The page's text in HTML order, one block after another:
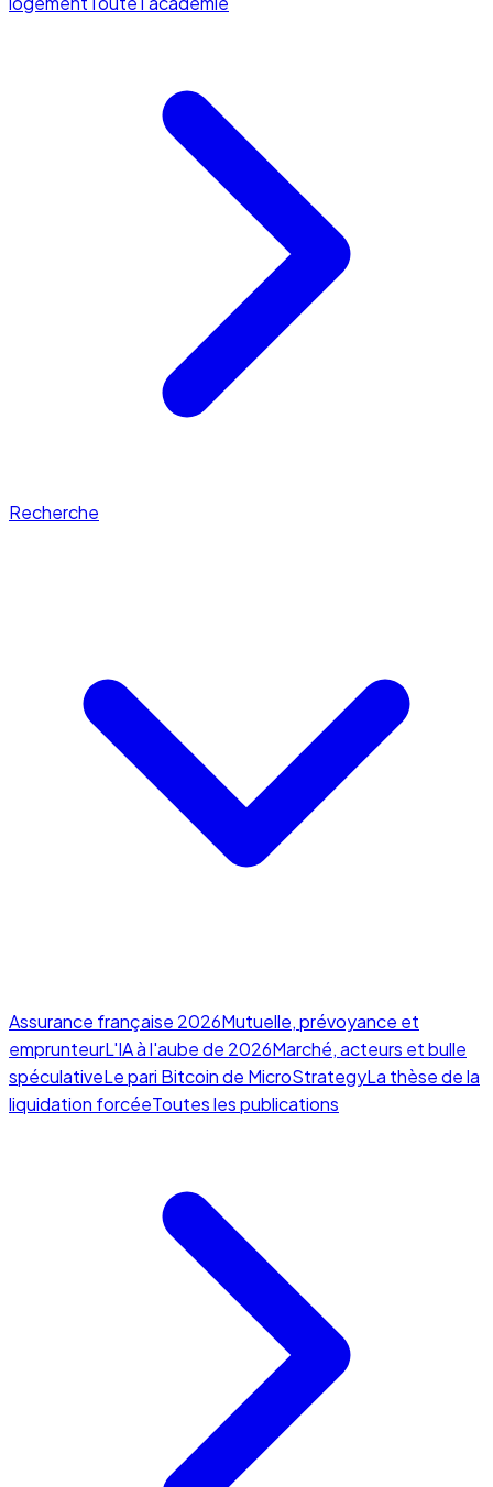
Recherche
Assurance française 2026Mutuelle, prévoyance et
emprunteurL'IA à l'aube de 2026Marché, acteurs et bulle
spéculativeLe pari Bitcoin de MicroStrategyLa thèse de la
liquidation forcéeToutes les publications